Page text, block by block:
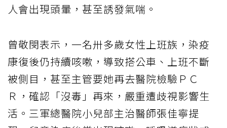
人會出現頭暈，甚至誘發氣喘。
曾敬閔表示，一名卅多歲女性上班族，染疫
康復後仍持續咳嗽，導致搭公車、上班不斷
被側目，甚至主管要她再去醫院檢驗ＰＣ
Ｒ，確認「沒毒」再來，嚴重遭歧視影響生
活。三軍總醫院小兒部主治醫師張佳寧提